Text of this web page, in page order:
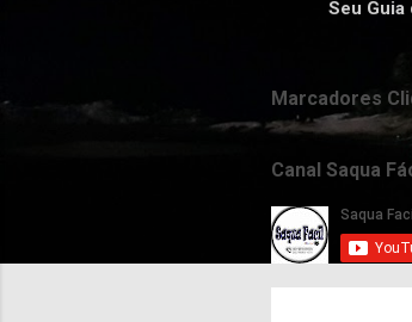
Seu Guia
Marcadores
Canal Saqua